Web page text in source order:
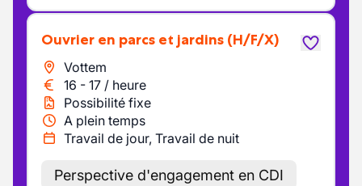
Ouvrier en parcs et jardins (H/F/X)
Vottem
16 - 17 / heure
Possibilité fixe
A plein temps
Travail de jour, Travail de nuit
Perspective d'engagement en CDI